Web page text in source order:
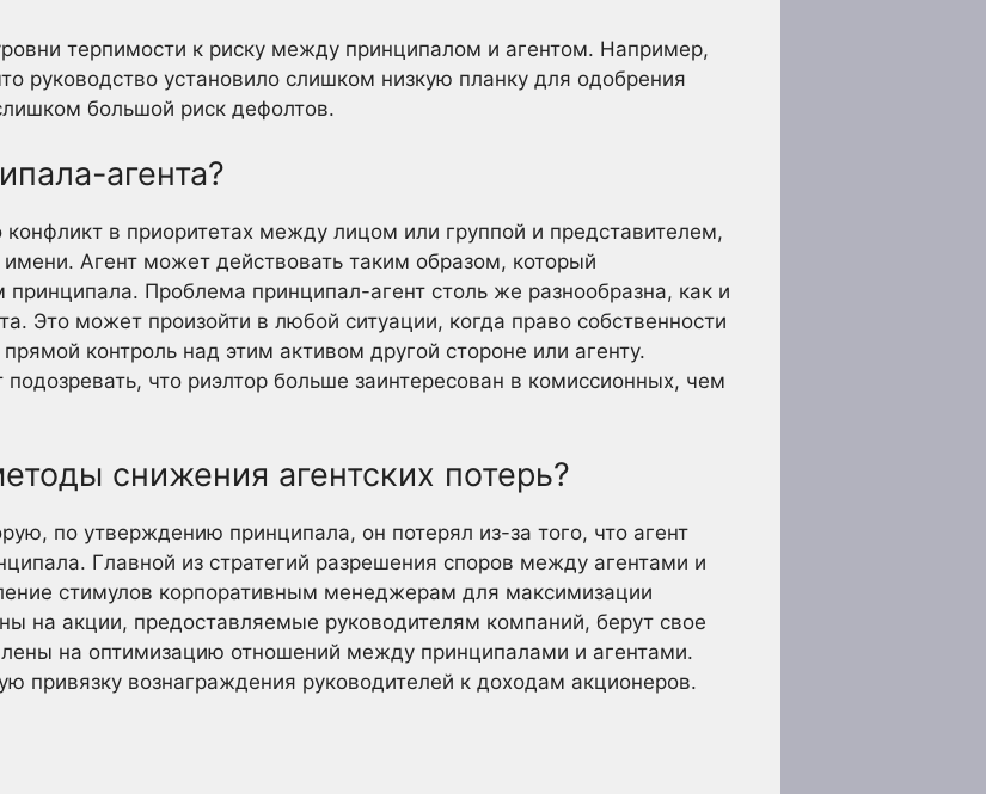
терпимости к риску между принципалом и агентом. Например,
руководство установило слишком низкую планку для одобрения
большой риск дефолтов.
агента?
в приоритетах между лицом или группой и представителем,
Агент может действовать таким образом, который
Проблема принципал-агент столь же разнообразна, как и
Это может произойти в любой ситуации, когда право собственности
контроль над этим активом другой стороне или агенту.
что риэлтор больше заинтересован в комиссионных, чем
снижения агентских потерь?
по утверждению принципала, он потерял из-за того, что агент
Главной из стратегий разрешения споров между агентами и
стимулов корпоративным менеджерам для максимизации
на акции, предоставляемые руководителям компаний, берут свое
на оптимизацию отношений между принципалами и агентами.
привязку вознаграждения руководителей к доходам акционеров.